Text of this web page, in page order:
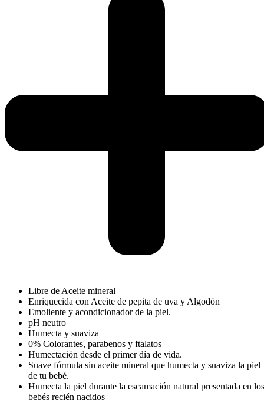
Libre de Aceite mineral
Enriquecida con Aceite de pepita de uva y Algodón
Emoliente y acondicionador de la piel.
pH neutro
Humecta y suaviza
0% Colorantes, parabenos y ftalatos
Humectación desde el primer día de vida.
Suave fórmula sin aceite mineral que humecta y suaviza la piel
de tu bebé.
Humecta la piel durante la escamación natural presentada en los
bebés recién nacidos